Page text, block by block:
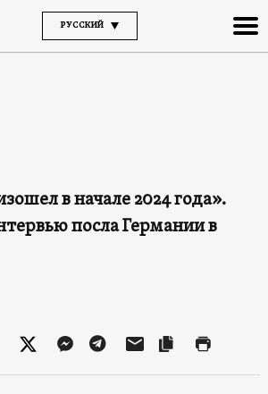
РУССКИЙ
в начале 2024 года».
посла Германии в